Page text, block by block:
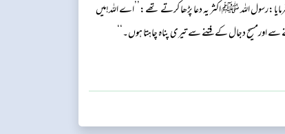
اللہ ﷺ اکثر یہ دعا پڑھا کرتے تھے:’’اے اللہ!میں
اورمسیح دجال کے فتنے سے تیری پناہ چاہتا ہوں۔‘‘